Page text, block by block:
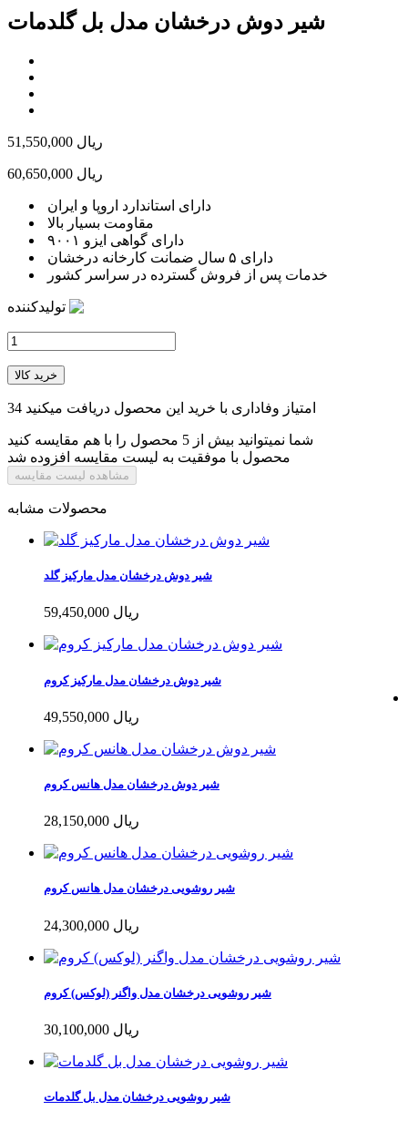
شیر دوش درخشان مدل بل گلدمات
51,550,000 ریال
60,650,000 ریال
دارای استاندارد اروپا و ایران
مقاومت بسیار بالا
دارای گواهی ایزو ۹۰۰۱
دارای ۵ سال ضمانت کارخانه درخشان
خدمات پس از فروش گسترده در سراسر کشور
تولیدکننده
خرید کالا
34 امتیاز وفاداری با خرید این محصول دریافت میکنید
شما نمیتوانید بیش از 5 محصول را با هم مقایسه کنید
محصول با موفقیت به لیست مقایسه افزوده شد
مشاهده لیست مقایسه
محصولات مشابه
شیر دوش درخشان مدل مارکیز گلد
59,450,000 ریال
شیر دوش درخشان مدل مارکیز کروم
49,550,000 ریال
شیر دوش درخشان مدل هانس کروم
28,150,000 ریال
شیر روشویی درخشان مدل هانس کروم
24,300,000 ریال
شیر روشویی درخشان مدل واگنر (لوکس) کروم
30,100,000 ریال
شیر روشویی درخشان مدل بل گلدمات